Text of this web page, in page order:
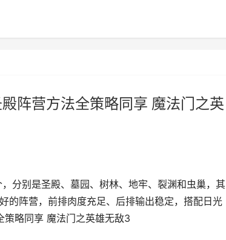
阵营方法全策略同享 魔法门之英
分别是圣殿、墓园、树林、地牢、裂渊和虫巢，其
的阵营，前排肉度充足、后排输出稳定，搭配日光
策略同享 魔法门之英雄无敌3